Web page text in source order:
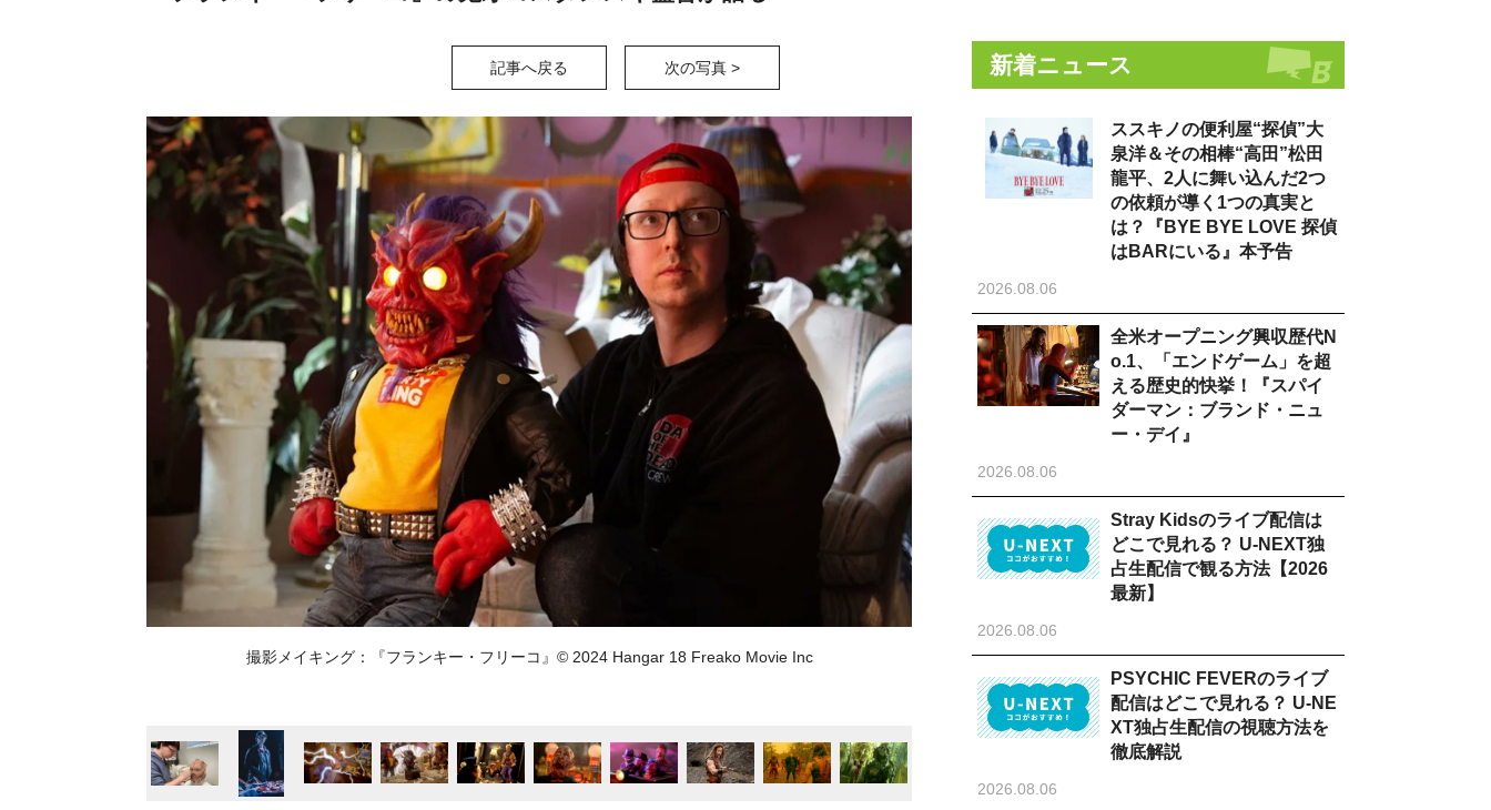
記事へ戻る 次の写真 >
撮影メイキング：『フランキー・フリーコ』© 2024 Hangar 18 Freako Movie Inc
新着ニュース
ススキノの便利屋“探偵”大
泉洋＆その相棒“高田”松田
龍平、2人に舞い込んだ2つ
の依頼が導く1つの真実と
は？『BYE BYE LOVE 探偵
はBARにいる』本予告
2026.08.06
全米オープニング興収歴代N
o.1、「エンドゲーム」を超
える歴史的快挙！『スパイ
ダーマン：ブランド・ニュ
ー・デイ』
2026.08.06
Stray Kidsのライブ配信は
どこで見れる？ U-NEXT独
占生配信で観る方法【2026
最新】
2026.08.06
PSYCHIC FEVERのライブ
配信はどこで見れる？ U-NE
XT独占生配信の視聴方法を
徹底解説
2026.08.06